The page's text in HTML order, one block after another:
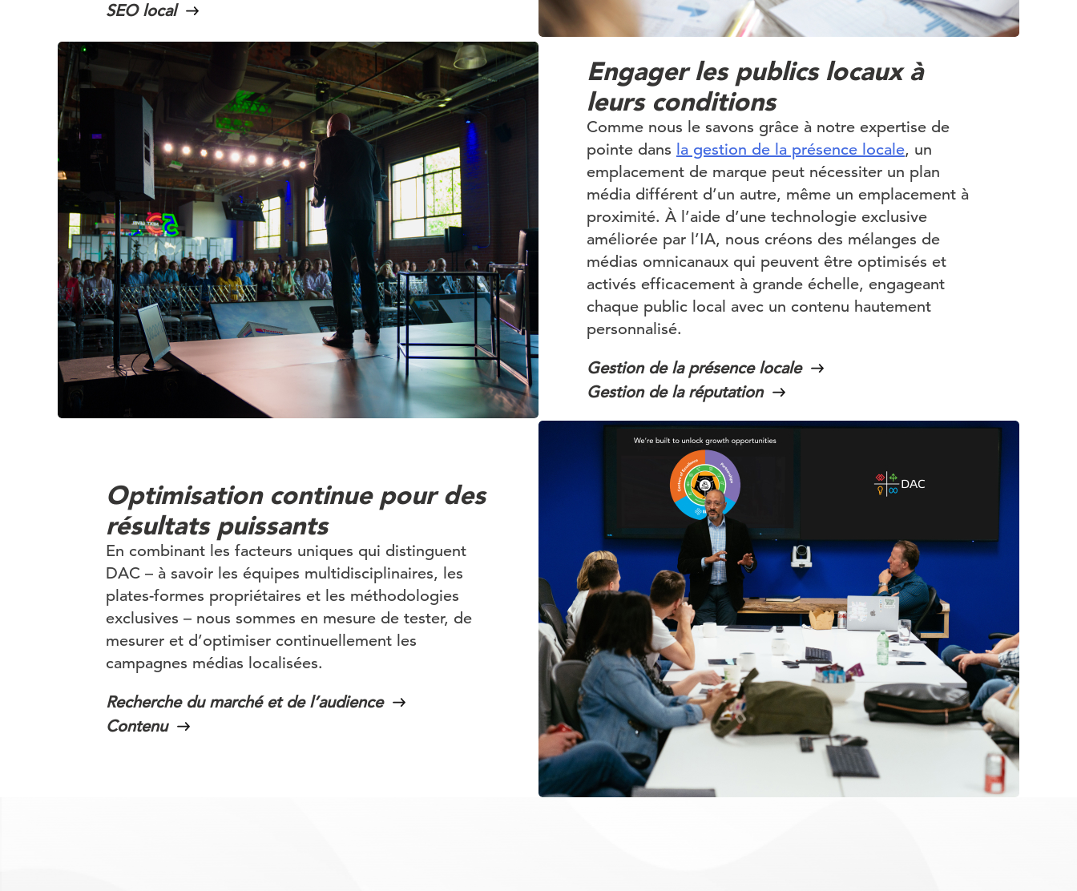
SEO local
Engager les publics locaux à
leurs conditions
Comme nous le savons grâce à notre expertise de
pointe dans la gestion de la présence locale, un
emplacement de marque peut nécessiter un plan
média différent d’un autre, même un emplacement à
proximité. À l’aide d’une technologie exclusive
améliorée par l’IA, nous créons des mélanges de
médias omnicanaux qui peuvent être optimisés et
activés efficacement à grande échelle, engageant
chaque public local avec un contenu hautement
personnalisé.
Gestion de la présence locale
Gestion de la réputation
Optimisation continue pour des
résultats puissants
En combinant les facteurs uniques qui distinguent
DAC – à savoir les équipes multidisciplinaires, les
plates-formes propriétaires et les méthodologies
exclusives – nous sommes en mesure de tester, de
mesurer et d’optimiser continuellement les
campagnes médias localisées.
Recherche du marché et de l’audience
Contenu